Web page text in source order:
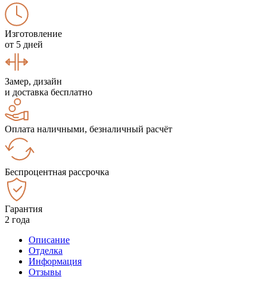
Изготовление
от 5 дней
Замер, дизайн
и доставка бесплатно
Оплата наличными, безналичный расчёт
Беспроцентная рассрочка
Гарантия
2 года
Описание
Отделка
Информация
Отзывы